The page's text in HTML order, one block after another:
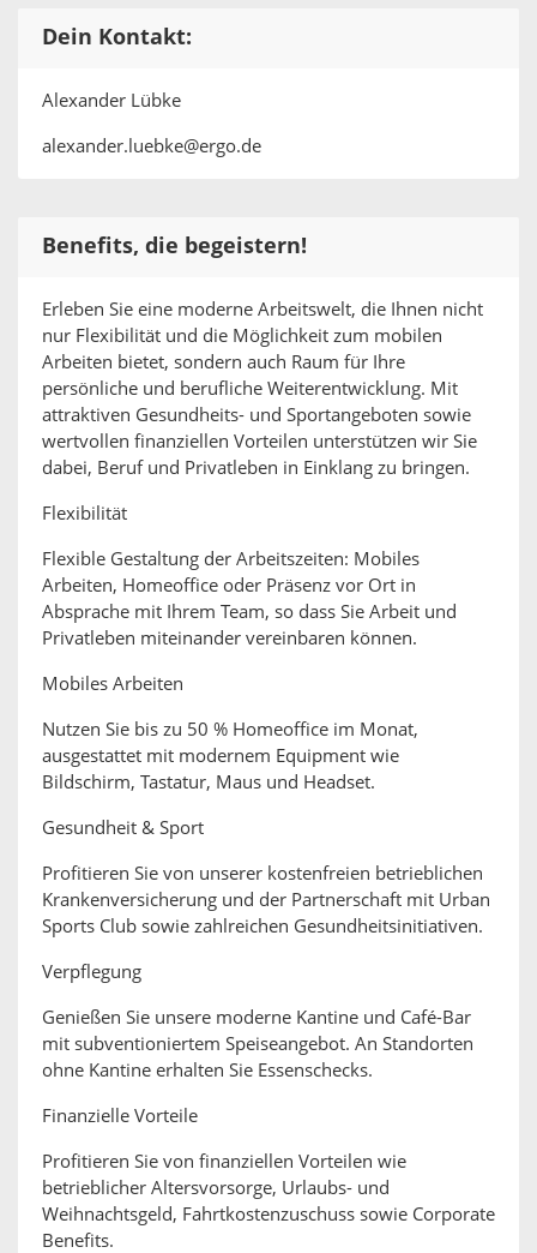
Dein Kontakt:
Alexander Lübke
alexander.luebke@ergo.de
Benefits, die begeistern!
Erleben Sie eine moderne Arbeitswelt, die Ihnen nicht
nur Flexibilität und die Möglichkeit zum mobilen
Arbeiten bietet, sondern auch Raum für Ihre
persönliche und berufliche Weiterentwicklung. Mit
attraktiven Gesundheits- und Sportangeboten sowie
wertvollen finanziellen Vorteilen unterstützen wir Sie
dabei, Beruf und Privatleben in Einklang zu bringen.
Flexibilität
Flexible Gestaltung der Arbeitszeiten: Mobiles
Arbeiten, Homeoffice oder Präsenz vor Ort in
Absprache mit Ihrem Team, so dass Sie Arbeit und
Privatleben miteinander vereinbaren können.
Mobiles Arbeiten
Nutzen Sie bis zu 50 % Homeoffice im Monat,
ausgestattet mit modernem Equipment wie
Bildschirm, Tastatur, Maus und Headset.
Gesundheit & Sport
Profitieren Sie von unserer kostenfreien betrieblichen
Krankenversicherung und der Partnerschaft mit Urban
Sports Club sowie zahlreichen Gesundheitsinitiativen.
Verpflegung
Genießen Sie unsere moderne Kantine und Café-Bar
mit subventioniertem Speiseangebot. An Standorten
ohne Kantine erhalten Sie Essenschecks.
Finanzielle Vorteile
Profitieren Sie von finanziellen Vorteilen wie
betrieblicher Altersvorsorge, Urlaubs- und
Weihnachtsgeld, Fahrtkostenzuschuss sowie Corporate
Benefits.